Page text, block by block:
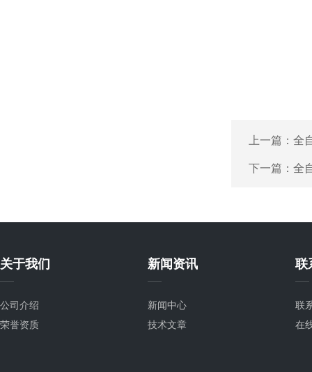
上一篇： 全
下一篇： 全
关于我们
公司介绍
荣誉资质
新闻资讯
新闻中心
技术文章
联
联
在